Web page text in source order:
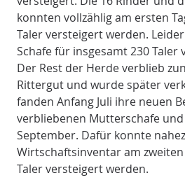
konnten vollzählig am ersten
Taler versteigert werden.
Schafe für insgesamt 230
Der Rest der Herde verblieb
Rittergut und wurde später
fanden Anfang Juli ihre neuen
verbliebenen Mutterschafe
September. Dafür konnte
Wirtschaftsinventar am
Taler versteigert werden.